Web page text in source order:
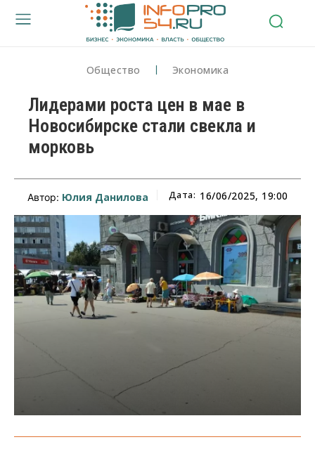
Общество Экономика
Лидерами роста цен в мае в
Новосибирске стали свекла и
морковь
Автор: Юлия Данилова Дата: 16/06/2025, 19:00